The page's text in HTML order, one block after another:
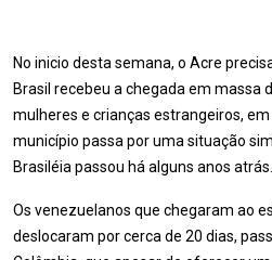
No inicio desta semana, o Acre
Brasil recebeu a chegada em massa
mulheres e crianças estrangeiros,
município passa por uma situação
Brasiléia passou há alguns anos atrás.
Os venezuelanos que chegaram ao
deslocaram por cerca de 20 dias,